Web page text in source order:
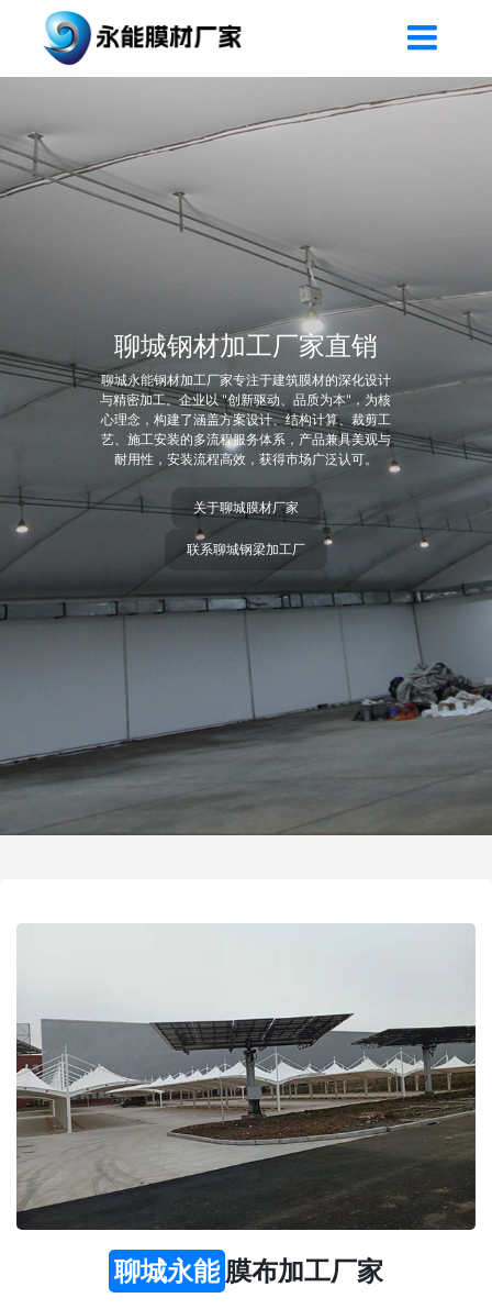
聊城钢材加工厂家直销
聊城永能钢材加工厂家专注于建筑膜材的深化设计
与精密加工。企业以 "创新驱动、品质为本"，为核
心理念，构建了涵盖方案设计、结构计算、裁剪工
艺、施工安装的多流程服务体系，产品兼具美观与
耐用性，安装流程高效，获得市场广泛认可。
关于聊城膜材厂家
联系聊城钢梁加工厂
聊城永能 膜布加工厂家